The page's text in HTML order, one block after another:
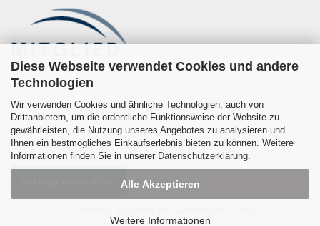
Diese Webseite verwendet Cookies und andere
Technologien
Wir verwenden Cookies und ähnliche Technologien, auch von
Drittanbietern, um die ordentliche Funktionsweise der Website zu
gewährleisten, die Nutzung unseres Angebotes zu analysieren und
Ihnen ein bestmögliches Einkaufserlebnis bieten zu können. Weitere
Informationen finden Sie in unserer Datenschutzerklärung.
Alle Akzeptieren
Weitere Informationen